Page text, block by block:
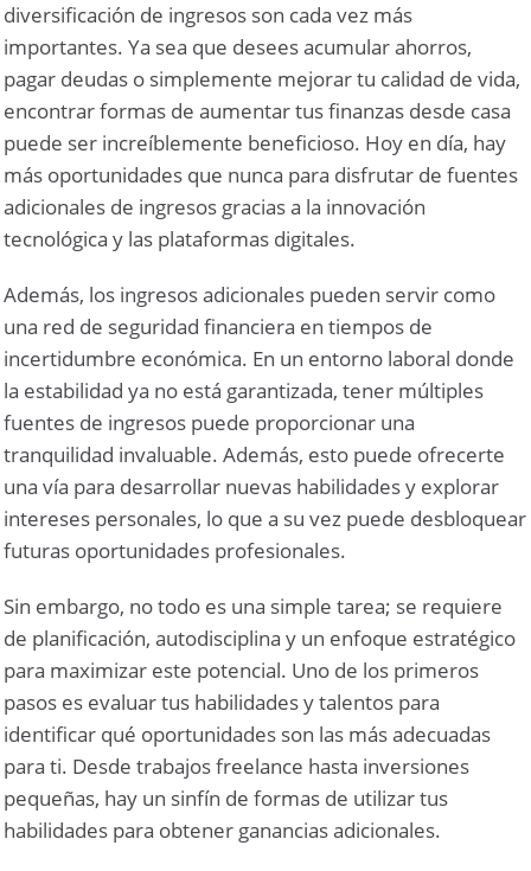
diversificación de ingresos son cada vez más
importantes. Ya sea que desees acumular ahorros,
pagar deudas o simplemente mejorar tu calidad de vida,
encontrar formas de aumentar tus finanzas desde casa
puede ser increíblemente beneficioso. Hoy en día, hay
más oportunidades que nunca para disfrutar de fuentes
adicionales de ingresos gracias a la innovación
tecnológica y las plataformas digitales.
Además, los ingresos adicionales pueden servir como
una red de seguridad financiera en tiempos de
incertidumbre económica. En un entorno laboral donde
la estabilidad ya no está garantizada, tener múltiples
fuentes de ingresos puede proporcionar una
tranquilidad invaluable. Además, esto puede ofrecerte
una vía para desarrollar nuevas habilidades y explorar
intereses personales, lo que a su vez puede desbloquear
futuras oportunidades profesionales.
Sin embargo, no todo es una simple tarea; se requiere
de planificación, autodisciplina y un enfoque estratégico
para maximizar este potencial. Uno de los primeros
pasos es evaluar tus habilidades y talentos para
identificar qué oportunidades son las más adecuadas
para ti. Desde trabajos freelance hasta inversiones
pequeñas, hay un sinfín de formas de utilizar tus
habilidades para obtener ganancias adicionales.